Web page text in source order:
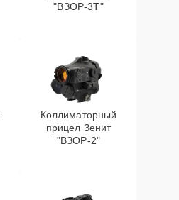
"ВЗОР-3Т"
Коллиматорный
прицел Зенит
"ВЗОР-2"